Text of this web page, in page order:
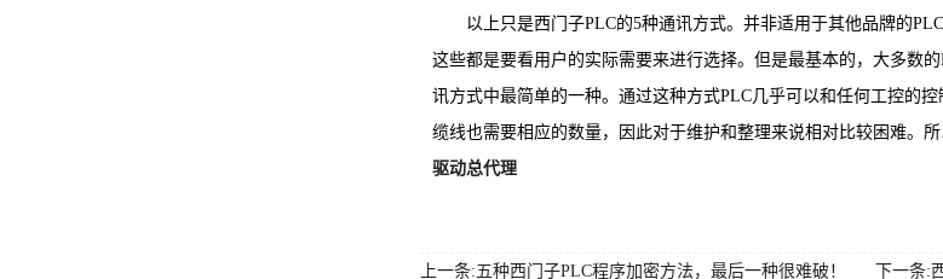
以上只是西门子PLC的5种通讯方式。并非适用于其他品牌的PLC
这些都是要看用户的实际需要来进行选择。但是最基本的，大多数
讯方式中最简单的一种。通过这种方式PLC几乎可以和任何工控的
缆线也需要相应的数量，因此对于维护和整理来说相对比较困难。
驱动总代理
上一条:五种西门子PLC程序加密方法，最后一种很难破！ 下一条: